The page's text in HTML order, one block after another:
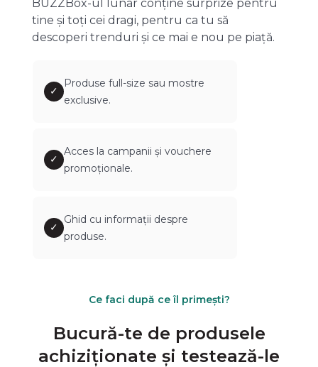
BUZZBox-ul lunar conține surprize pentru
tine și toți cei dragi, pentru ca tu să
descoperi trenduri și ce mai e nou pe piață.
✓
Produse full-size sau mostre
exclusive.
✓
Acces la campanii și vouchere
promoționale.
✓
Ghid cu informații despre
produse.
Ce faci după ce îl primești?
Bucură-te de produsele
achiziționate și testează-le